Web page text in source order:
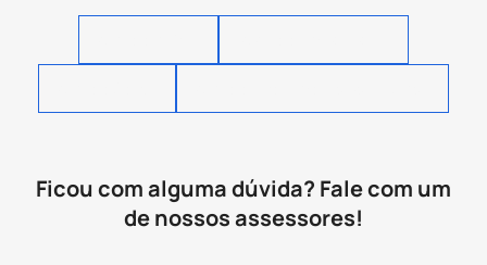
Ficou com alguma dúvida? Fale com um
de nossos assessores!